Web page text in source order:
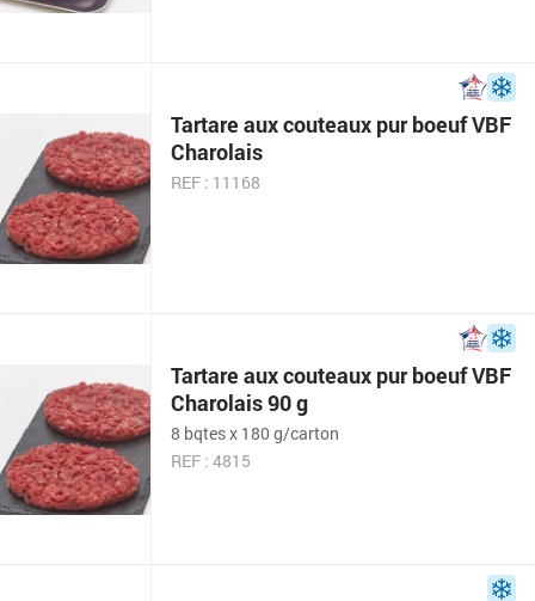
Tartare aux couteaux pur boeuf VBF
Charolais
REF : 11168
Tartare aux couteaux pur boeuf VBF
Charolais 90 g
8 bqtes x 180 g/carton
REF : 4815